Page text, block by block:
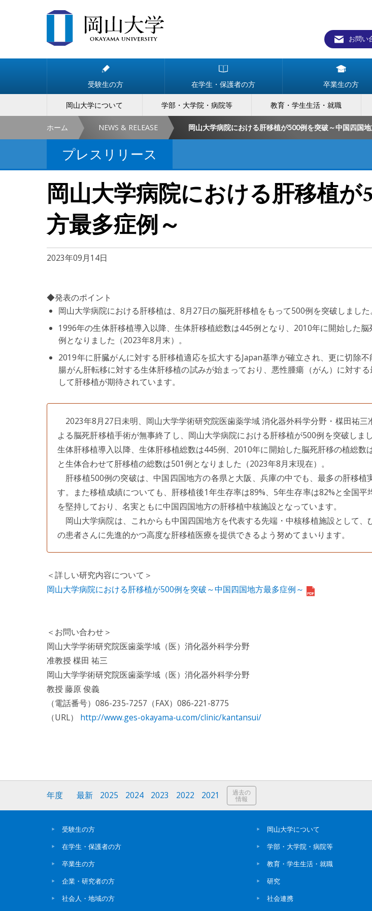
お問い
受験生の方 在学生・保護者の方 卒業生の方
岡山大学について 学部・大学院・病院等 教育・学生生活・就職
ホーム NEWS & RELEASE
プレスリリース
岡山大学病院における肝移植
方最多症例～
2023年09月14日
◆発表のポイント
岡山大学病院における肝移植は、8月27日の脳死肝移植をもって500例を突破しました
1996年の生体肝移植導入以降、生体肝移植総数は445例となり、2010年に開始した
例となりました（2023年8月末）。
2019年に肝臓がんに対する肝移植適応を拡大するJapan基準が確立され、更に切除
腸がん肝転移に対する生体肝移植の試みが始まっており、悪性腫瘍（がん）に対す
して肝移植が期待されています。
2023年8月27日未明、岡山大学学術研究院医歯薬学域 消化器外科学分野・楳田祐三
よる脳死肝移植手術が無事終了し、岡山大学病院における肝移植が500例を突破しま
生体肝移植導入以降、生体肝移植総数は445例、2010年に開始した脳死肝移の植総数
と生体合わせて肝移植の総数は501例となりました（2023年8月末現在）。
肝移植500例の突破は、中国四国地方の各県と大阪、兵庫の中でも、最多の肝移植
す。また移植成績についても、肝移植後1年生存率は89%、5年生存率は82%と全国平
を堅持しており、名実ともに中国四国地方の肝移植中核施設となっています。
岡山大学病院は、これからも中国四国地方を代表する先端・中核移植施設として、
の患者さんに先進的かつ高度な肝移植医療を提供できるよう努めてまいります。
＜詳しい研究内容について＞
岡山大学病院における肝移植が500例を突破～中国四国地方最多症例～
＜お問い合わせ＞
岡山大学学術研究院医歯薬学域（医）消化器外科学分野
准教授 楳田 祐三
岡山大学学術研究院医歯薬学域（医）消化器外科学分野
教授 藤原 俊義
（電話番号）086-235-7257（FAX）086-221-8775
（URL） http://www.ges-okayama-u.com/clinic/kantansui/
年度 最新 2025 2024 2023 2022 2021 過去の
情報
受験生の方
在学生・保護者の方
卒業生の方
企業・研究者の方
社会人・地域の方
岡山大学について
学部・大学院・病院等
教育・学生生活・就職
研究
社会連携